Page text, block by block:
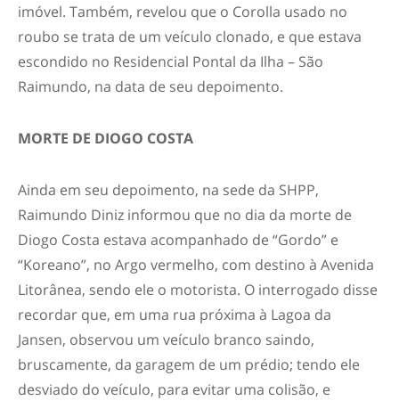
imóvel. Também, revelou que o Corolla usado no
roubo se trata de um veículo clonado, e que estava
escondido no Residencial Pontal da Ilha – São
Raimundo, na data de seu depoimento.
MORTE DE DIOGO COSTA
Ainda em seu depoimento, na sede da SHPP,
Raimundo Diniz informou que no dia da morte de
Diogo Costa estava acompanhado de “Gordo” e
“Koreano”, no Argo vermelho, com destino à Avenida
Litorânea, sendo ele o motorista. O interrogado disse
recordar que, em uma rua próxima à Lagoa da
Jansen, observou um veículo branco saindo,
bruscamente, da garagem de um prédio; tendo ele
desviado do veículo, para evitar uma colisão, e